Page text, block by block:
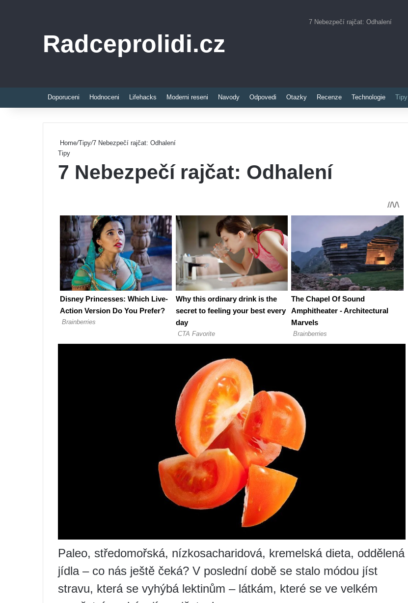
Radceprolidi.cz
7 Nebezpečí rajčat: Odhalení
Doporuceni Hodnoceni Lifehacks Moderni reseni Navody Odpovedi Otazky Recenze Technologie Tipy
Home/Tipy/7 Nebezpečí rajčat: Odhalení
Tipy
7 Nebezpečí rajčat: Odhalení
Paleo, středomořská, nízkosacharidová, kremelská dieta, oddělená
jídla – co nás ještě čeká? V poslední době se stalo módou jíst
stravu, která se vyhýbá lektinům – látkám, které se ve velkém